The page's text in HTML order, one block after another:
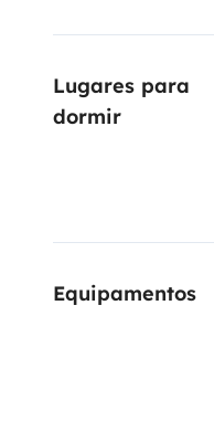
Lugares para
dormir
Equipamentos